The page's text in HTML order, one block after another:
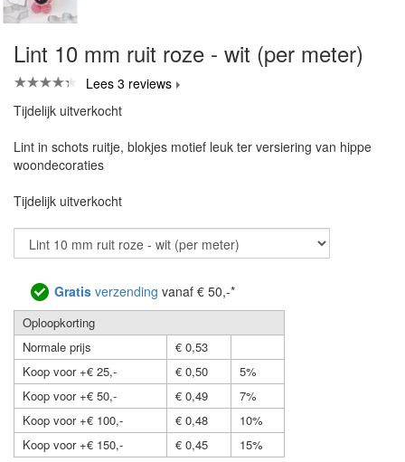
Lint 10 mm ruit roze - wit (per meter)
Lees 3 reviews
Tijdelijk uitverkocht
Lint in schots ruitje, blokjes motief leuk ter versiering van hippe
woondecoraties
Tijdelijk uitverkocht
Gratis verzending vanaf € 50,-*
Oploopkorting
Normale prijs
€ 0,53
Koop voor +€ 25,-
€ 0,50
5%
Koop voor +€ 50,-
€ 0,49
7%
Koop voor +€ 100,-
€ 0,48
10%
Koop voor +€ 150,-
€ 0,45 15%